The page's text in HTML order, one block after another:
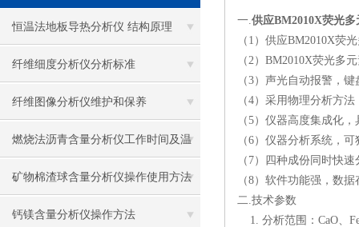
恒温法地板导热分析仪 结构原理
纤维细度分析仪分析标准
纤维图像分析仪维护和保养
燃烧法沥青含量分析仪工作时间及温
度
矿物棉渣球含量分析仪操作使用方法
钙镁含量分析仪操作方法
一.供应BM2010X荧光
（1）供应BM2010X荧
（2）BM2010X荧光多
（3）声光自动报警，
（4）采用物理分析方
（5）仪器高度集成化
（6）仪器分析系统，
（7）四种成份同时快
（8）软件功能强，数
二.技术参数
1. 分析范围：CaO、